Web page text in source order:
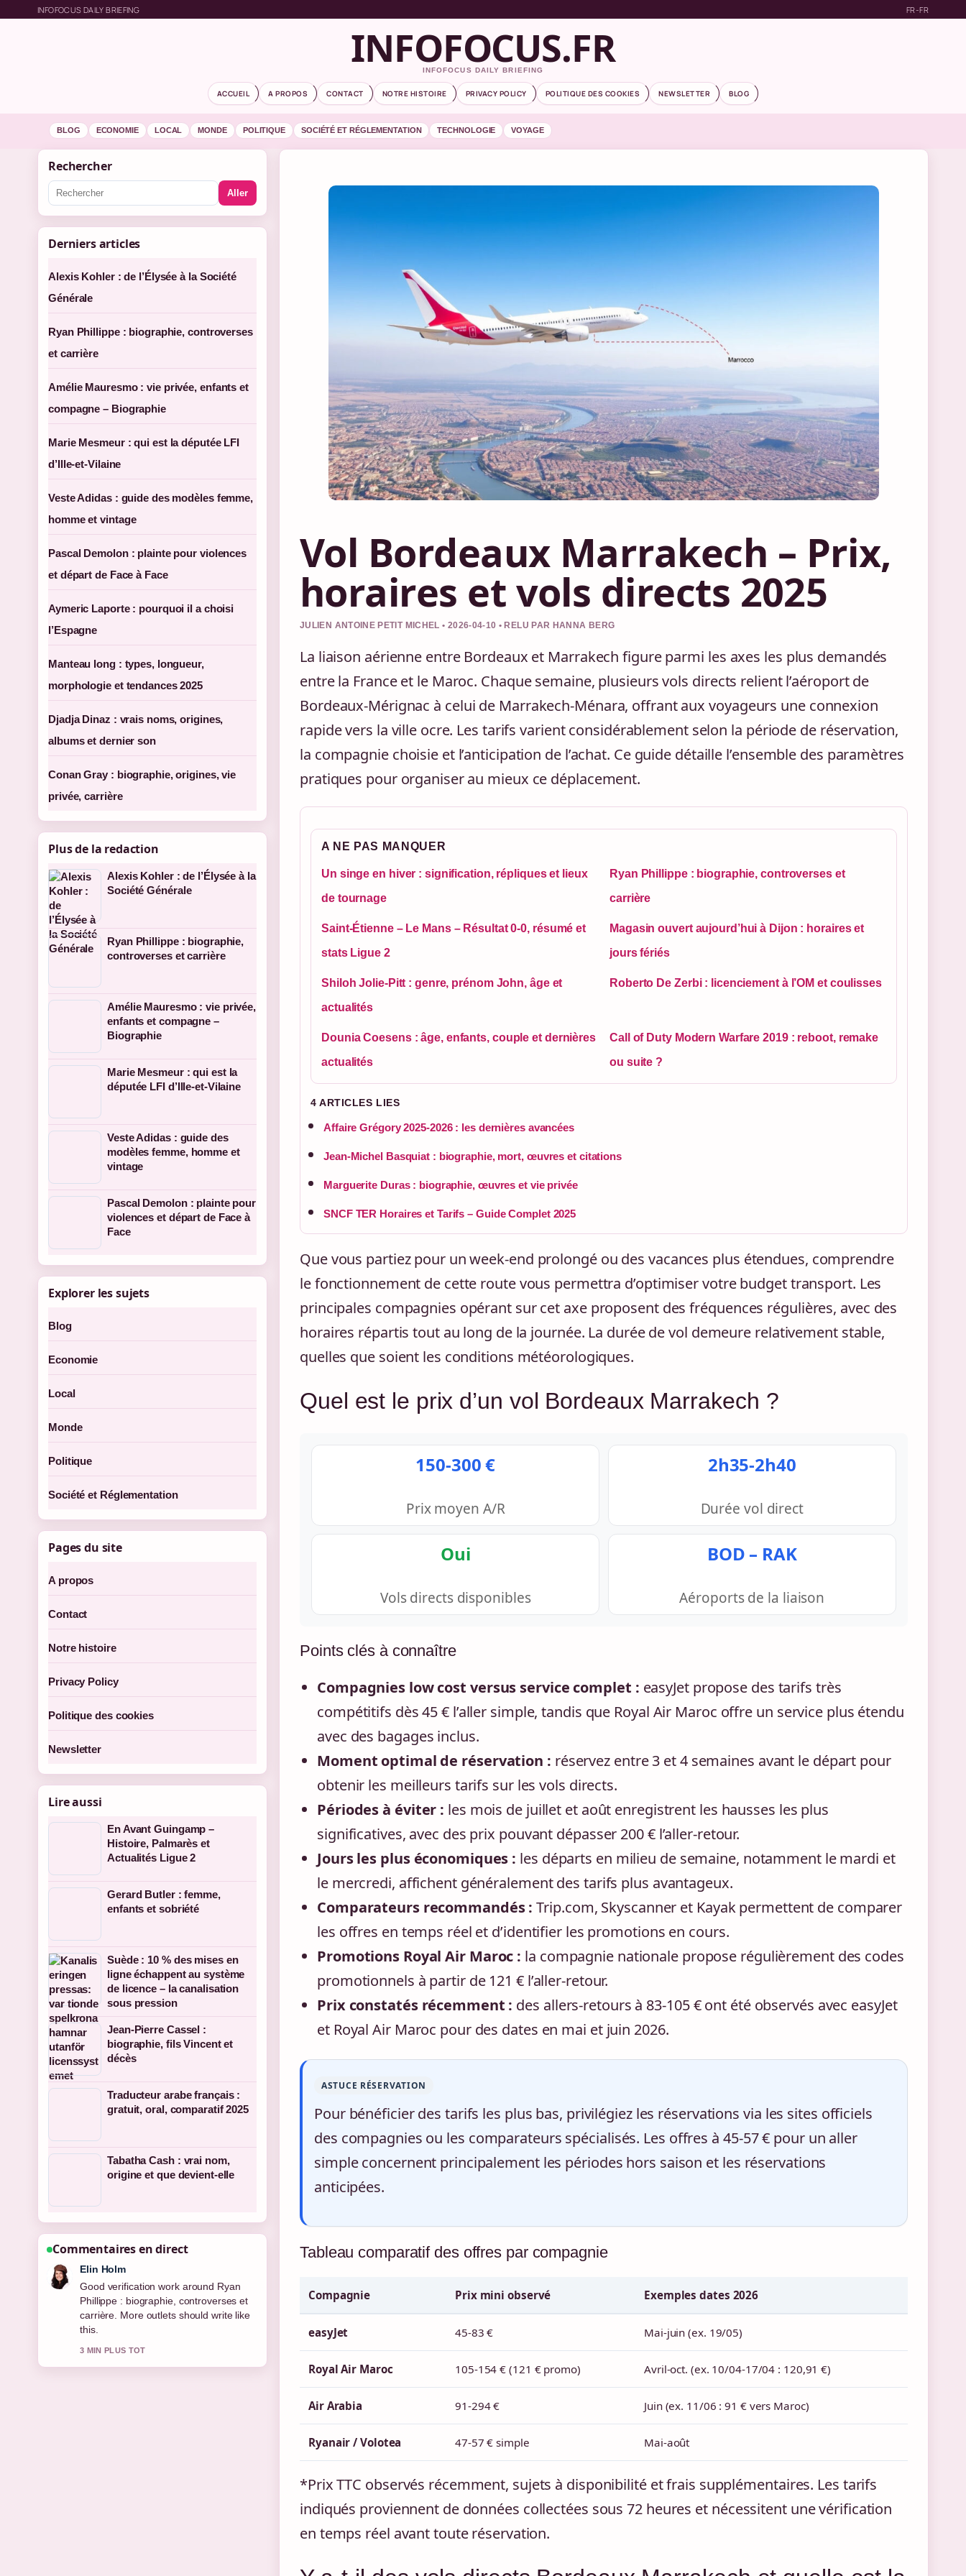
INFOFOCUS DAILY BRIEFING FR-FR
INFOFOCUS.FR
INFOFOCUS DAILY BRIEFING
ACCUEIL A PROPOS CONTACT NOTRE HISTOIRE PRIVACY POLICY POLITIQUE DES COOKIES NEWSLETTER BLOG
BLOG ECONOMIE LOCAL MONDE POLITIQUE SOCIÉTÉ ET RÉGLEMENTATION TECHNOLOGIE VOYAGE
Vol Bordeaux Marrakech – Prix,
horaires et vols directs 2025
JULIEN ANTOINE PETIT MICHEL • 2026-04-10 • RELU PAR HANNA BERG
La liaison aérienne entre Bordeaux et Marrakech figure parmi les axes les plus demandés
entre la France et le Maroc. Chaque semaine, plusieurs vols directs relient l’aéroport de
Bordeaux-Mérignac à celui de Marrakech-Ménara, offrant aux voyageurs une connexion
rapide vers la ville ocre. Les tarifs varient considérablement selon la période de réservation,
la compagnie choisie et l’anticipation de l’achat. Ce guide détaille l’ensemble des paramètres
pratiques pour organiser au mieux ce déplacement.
A NE PAS MANQUER
Un singe en hiver : signification, répliques et lieux
de tournage
Ryan Phillippe : biographie, controverses et
carrière
Saint-Étienne – Le Mans – Résultat 0-0, résumé et
stats Ligue 2
Magasin ouvert aujourd’hui à Dijon : horaires et
jours fériés
Shiloh Jolie-Pitt : genre, prénom John, âge et
actualités
Roberto De Zerbi : licenciement à l’OM et coulisses
Dounia Coesens : âge, enfants, couple et dernières
actualités
Call of Duty Modern Warfare 2019 : reboot, remake
ou suite ?
4 ARTICLES LIES
Affaire Grégory 2025-2026 : les dernières avancées
Jean-Michel Basquiat : biographie, mort, œuvres et citations
Marguerite Duras : biographie, œuvres et vie privée
SNCF TER Horaires et Tarifs – Guide Complet 2025
Que vous partiez pour un week-end prolongé ou des vacances plus étendues, comprendre
le fonctionnement de cette route vous permettra d’optimiser votre budget transport. Les
principales compagnies opérant sur cet axe proposent des fréquences régulières, avec des
horaires répartis tout au long de la journée. La durée de vol demeure relativement stable,
quelles que soient les conditions météorologiques.
Quel est le prix d’un vol Bordeaux Marrakech ?
150-300 €
Prix moyen A/R
2h35-2h40
Durée vol direct
Oui
Vols directs disponibles
BOD – RAK
Aéroports de la liaison
Points clés à connaître
Compagnies low cost versus service complet : easyJet propose des tarifs très
compétitifs dès 45 € l’aller simple, tandis que Royal Air Maroc offre un service plus étendu
avec des bagages inclus.
Moment optimal de réservation : réservez entre 3 et 4 semaines avant le départ pour
obtenir les meilleurs tarifs sur les vols directs.
Périodes à éviter : les mois de juillet et août enregistrent les hausses les plus
significatives, avec des prix pouvant dépasser 200 € l’aller-retour.
Jours les plus économiques : les départs en milieu de semaine, notamment le mardi et
le mercredi, affichent généralement des tarifs plus avantageux.
Comparateurs recommandés : Trip.com, Skyscanner et Kayak permettent de comparer
les offres en temps réel et d’identifier les promotions en cours.
Promotions Royal Air Maroc : la compagnie nationale propose régulièrement des codes
promotionnels à partir de 121 € l’aller-retour.
Prix constatés récemment : des allers-retours à 83-105 € ont été observés avec easyJet
et Royal Air Maroc pour des dates en mai et juin 2026.
ASTUCE RÉSERVATION
Pour bénéficier des tarifs les plus bas, privilégiez les réservations via les sites officiels
des compagnies ou les comparateurs spécialisés. Les offres à 45-57 € pour un aller
simple concernent principalement les périodes hors saison et les réservations
anticipées.
Tableau comparatif des offres par compagnie
Compagnie Prix mini observé Exemples dates 2026
easyJet 45-83 € Mai-juin (ex. 19/05)
Royal Air Maroc 105-154 € (121 € promo) Avril-oct. (ex. 10/04-17/04 : 120,91 €)
Air Arabia 91-294 € Juin (ex. 11/06 : 91 € vers Maroc)
Ryanair / Volotea 47-57 € simple Mai-août
*Prix TTC observés récemment, sujets à disponibilité et frais supplémentaires. Les tarifs
indiqués proviennent de données collectées sous 72 heures et nécessitent une vérification
en temps réel avant toute réservation.
Rechercher
Aller
Derniers articles
Alexis Kohler : de l’Élysée à la Société
Générale
Ryan Phillippe : biographie, controverses
et carrière
Amélie Mauresmo : vie privée, enfants et
compagne – Biographie
Marie Mesmeur : qui est la députée LFI
d’Ille-et-Vilaine
Veste Adidas : guide des modèles femme,
homme et vintage
Pascal Demolon : plainte pour violences
et départ de Face à Face
Aymeric Laporte : pourquoi il a choisi
l’Espagne
Manteau long : types, longueur,
morphologie et tendances 2025
Djadja Dinaz : vrais noms, origines,
albums et dernier son
Conan Gray : biographie, origines, vie
privée, carrière
Plus de la redaction
Alexis Kohler : de l’Élysée à la
Société Générale
Ryan Phillippe : biographie,
controverses et carrière
Amélie Mauresmo : vie privée,
enfants et compagne –
Biographie
Marie Mesmeur : qui est la
députée LFI d’Ille-et-Vilaine
Veste Adidas : guide des
modèles femme, homme et
vintage
Pascal Demolon : plainte pour
violences et départ de Face à
Face
Explorer les sujets
Blog
Economie
Local
Monde
Politique
Société et Réglementation
Pages du site
A propos
Contact
Notre histoire
Privacy Policy
Politique des cookies
Newsletter
Lire aussi
En Avant Guingamp –
Histoire, Palmarès et
Actualités Ligue 2
Gerard Butler : femme,
enfants et sobriété
Suède : 10 % des mises en
ligne échappent au système
de licence – la canalisation
sous pression
Jean-Pierre Cassel :
biographie, fils Vincent et
décès
Traducteur arabe français :
gratuit, oral, comparatif 2025
Tabatha Cash : vrai nom,
origine et que devient-elle
Commentaires en direct
Elin Holm
Good verification work around Ryan
Phillippe : biographie, controverses et
carrière. More outlets should write like
this.
3 MIN PLUS TOT